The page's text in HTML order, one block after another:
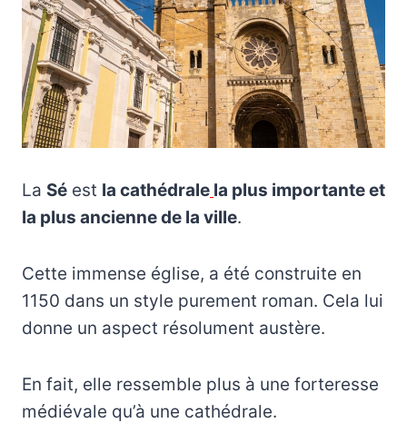
La Sé est la cathédrale la plus importante et
la plus ancienne de la ville.
Cette immense église, a été construite en
1150 dans un style purement roman. Cela lui
donne un aspect résolument austère.
En fait, elle ressemble plus à une forteresse
médiévale qu’à une cathédrale.